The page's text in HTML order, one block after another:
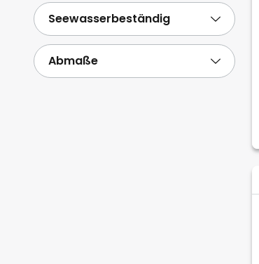
Seewasserbeständig
Abmaße